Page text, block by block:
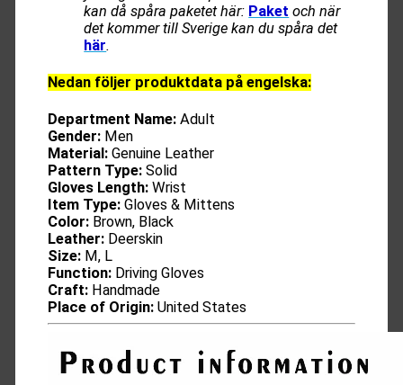
kan då spåra paketet här: Paket och när
det kommer till Sverige kan du spåra det
här.
Nedan följer produktdata på engelska:
Department Name: Adult
Gender: Men
Material: Genuine Leather
Pattern Type: Solid
Gloves Length: Wrist
Item Type: Gloves & Mittens
Color: Brown, Black
Leather: Deerskin
Size: M, L
Function: Driving Gloves
Craft: Handmade
Place of Origin: United States